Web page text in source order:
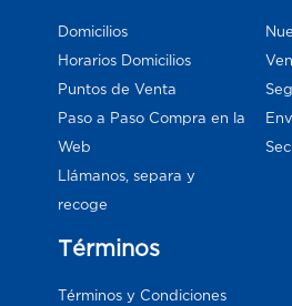
Domicilios
Horarios Domicilios
Puntos de Venta
Paso a Paso Compra en la
Web
Llámanos, separa y
recoge
Términos
Términos y Condiciones